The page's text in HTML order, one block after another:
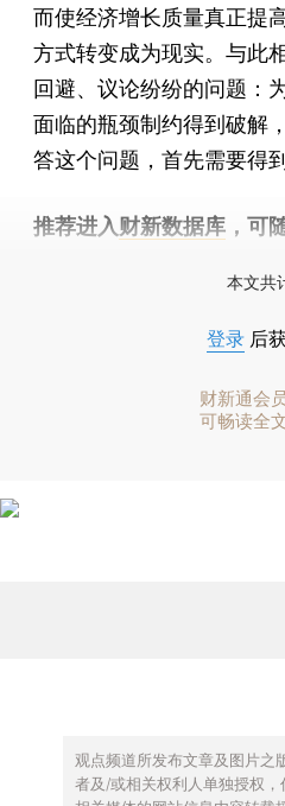
而使经济增长质量真正提
方式转变成为现实。与此
回避、议论纷纷的问题：
面临的瓶颈制约得到破解
答这个问题，首先需要得
推荐进入财新数据库 ，可
本文共
登录 后
财新通会
可畅读全
观点频道所发布文章及图片之
者及/或相关权利人单独授权